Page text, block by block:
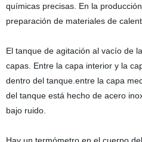
químicas precisas. En la
preparación de materiales de
El tanque de agitación al vacío de
capas. Entre la capa interior y la
dentro del tanque.entre la capa
del tanque está hecho de acero
bajo ruido.
Hay un termómetro en el cuerpo